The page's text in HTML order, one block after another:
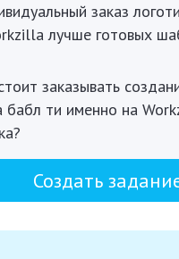
заказ
лучше готовых
заказывать
бабл ти именно на
Создать